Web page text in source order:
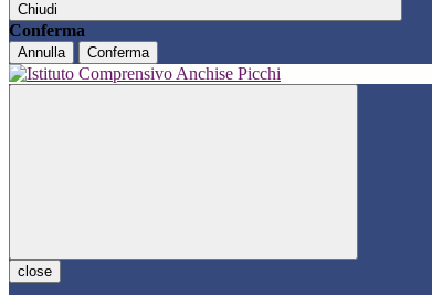
Chiudi
Conferma
Annulla Conferma
close